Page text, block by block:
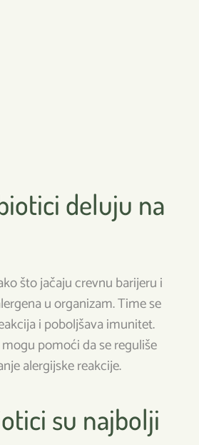
deluju na
što jačaju crevnu barijeru i
u organizam. Time se
i poboljšava imunitet.
pomoći da se reguliše
alergijske reakcije.
su najbolji